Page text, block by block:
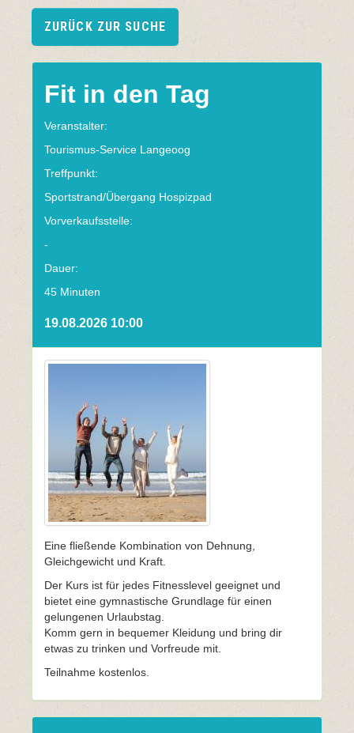
ZURÜCK ZUR SUCHE
Fit in den Tag
Veranstalter:
Tourismus-Service Langeoog
Treffpunkt:
Sportstrand/Übergang Hospizpad
Vorverkaufsstelle:
-
Dauer:
45 Minuten
19.08.2026 10:00
Eine fließende Kombination von Dehnung,
Gleichgewicht und Kraft.
Der Kurs ist für jedes Fitnesslevel geeignet und
bietet eine gymnastische Grundlage für einen
gelungenen Urlaubstag.
Komm gern in bequemer Kleidung und bring dir
etwas zu trinken und Vorfreude mit.
Teilnahme kostenlos.